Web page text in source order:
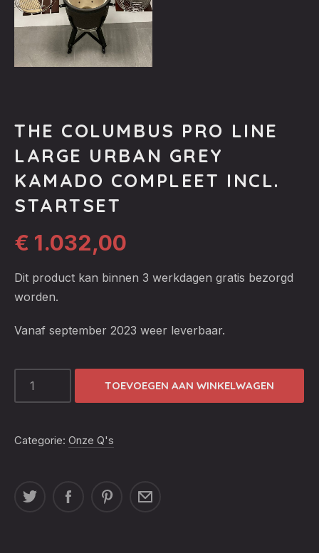
THE COLUMBUS PRO LINE
LARGE URBAN GREY
KAMADO COMPLEET INCL.
STARTSET
€ 1.032,00
Dit product kan binnen 3 werkdagen gratis bezorgd
worden.
Vanaf september 2023 weer leverbaar.
LINE
GREY
TOEVOEGEN AAN WINKELWAGEN
Categorie: Onze Q's